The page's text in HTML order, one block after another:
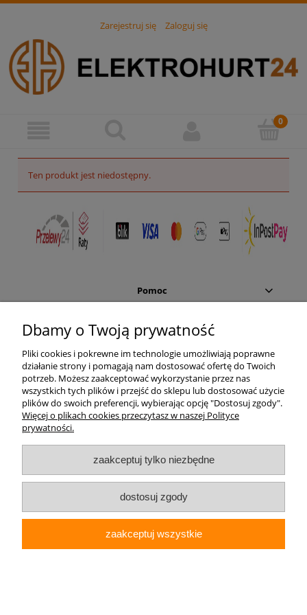
Zarejestruj się Zaloguj się
Ten produkt jest niedostępny.
Pomoc
Moje konto
Płatności i dostawa
Informacje
Elektrohurt24.pl
pokaż pełną wersję strony
Sklep internetowy Shoper Premium
Dbamy o Twoją prywatność
Pliki cookies i pokrewne im technologie umożliwiają poprawne
działanie strony i pomagają nam dostosować ofertę do Twoich
potrzeb. Możesz zaakceptować wykorzystanie przez nas
wszystkich tych plików i przejść do sklepu lub dostosować użycie
plików do swoich preferencji, wybierając opcję "Dostosuj zgody".
Więcej o plikach cookies przeczytasz w naszej Polityce
prywatności.
zaakceptuj tylko niezbędne
dostosuj zgody
zaakceptuj wszystkie